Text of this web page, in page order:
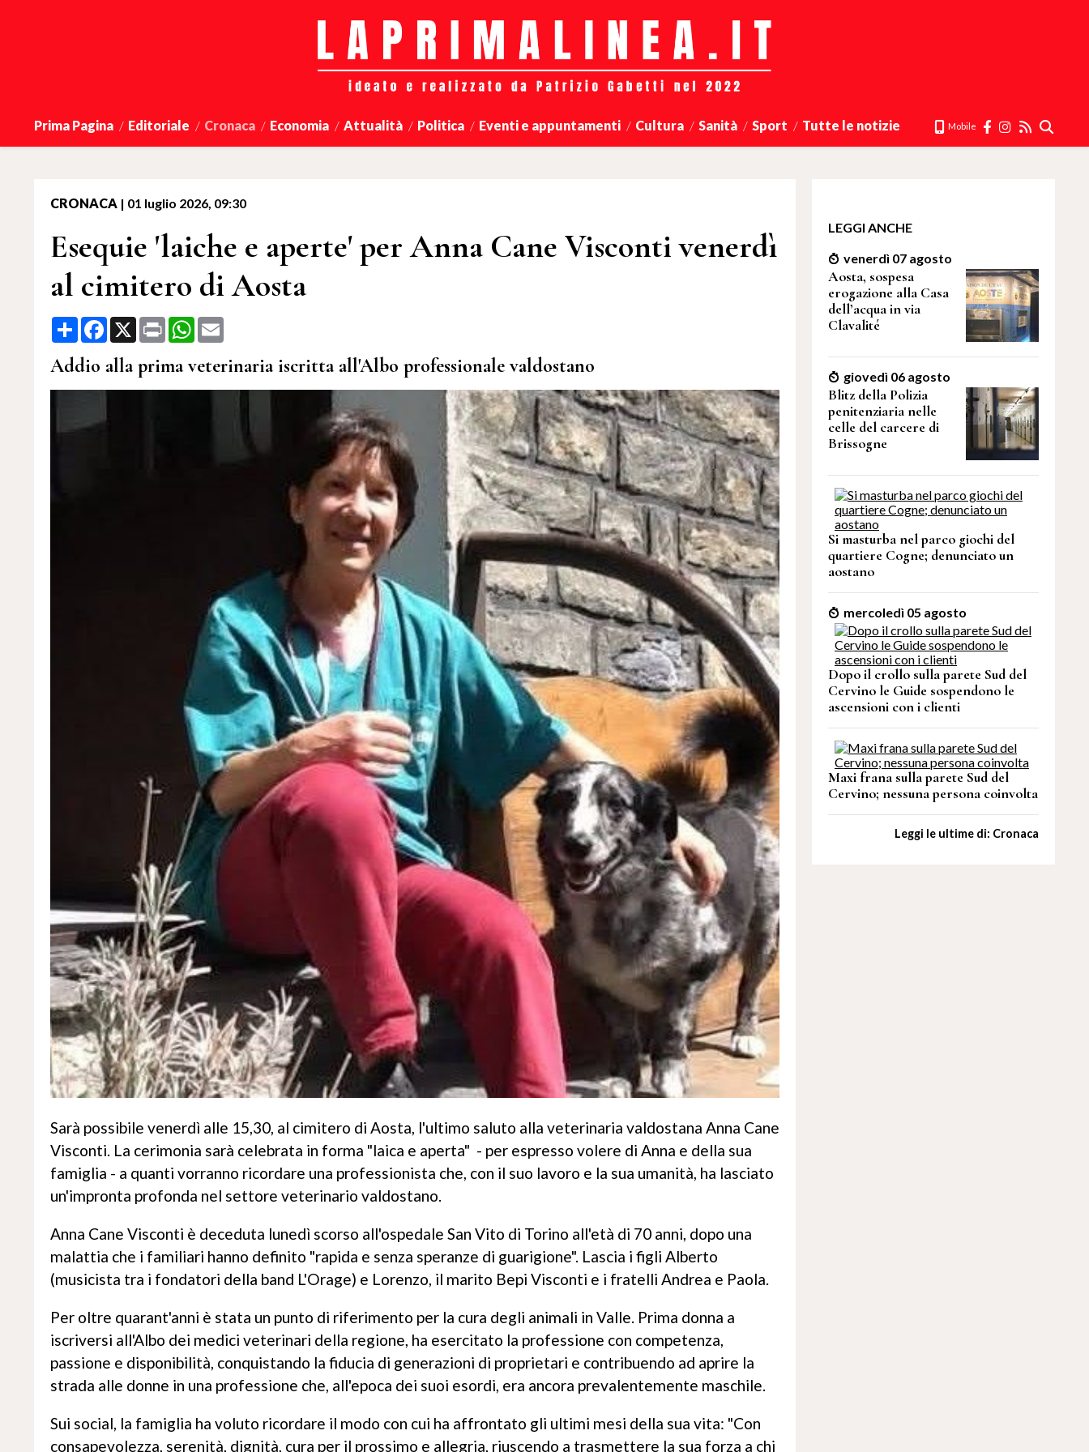
Prima Pagina Editoriale Cronaca Economia Attualità Politica Eventi e appuntamenti Cultura Sanità Sport Tutte le notizie Mobile
CRONACA | 01 luglio 2026, 09:30
Esequie 'laiche e aperte' per Anna Cane Visconti venerdì
al cimitero di Aosta
Share Facebook
X Print WhatsApp
Addio alla prima veterinaria iscritta all'Albo professionale valdostano
Sarà possibile venerdì alle 15,30, al cimitero di Aosta, l'ultimo saluto alla veterinaria valdostana Anna Cane
Visconti. La cerimonia sarà celebrata in forma "laica e aperta" - per espresso volere di Anna e della sua
famiglia - a quanti vorranno ricordare una professionista che, con il suo lavoro e la sua umanità, ha lasciato
un'impronta profonda nel settore veterinario valdostano.
Anna Cane Visconti è deceduta lunedì scorso all'ospedale San Vito di Torino all'età di 70 anni, dopo una
malattia che i familiari hanno definito "rapida e senza speranze di guarigione". Lascia i figli Alberto
(musicista tra i fondatori della band L'Orage) e Lorenzo, il marito Bepi Visconti e i fratelli Andrea e Paola.
Per oltre quarant'anni è stata un punto di riferimento per la cura degli animali in Valle. Prima donna a
iscriversi all'Albo dei medici veterinari della regione, ha esercitato la professione con competenza,
passione e disponibilità, conquistando la fiducia di generazioni di proprietari e contribuendo ad aprire la
strada alle donne in una professione che, all'epoca dei suoi esordi, era ancora prevalentemente maschile.
Sui social, la famiglia ha voluto ricordare il modo con cui ha affrontato gli ultimi mesi della sua vita: "Con
consapevolezza, serenità, dignità, cura per il prossimo e allegria, riuscendo a trasmettere la sua forza a chi
LEGGI ANCHE
venerdì 07 agosto
Aosta, sospesa
erogazione alla Casa
dell’acqua in via
Clavalité
giovedì 06 agosto
Blitz della Polizia
penitenziaria nelle
celle del carcere di
Brissogne
Si masturba nel parco giochi del
quartiere Cogne; denunciato un
aostano
mercoledì 05 agosto
Dopo il crollo sulla parete Sud del
Cervino le Guide sospendono le
ascensioni con i clienti
Maxi frana sulla parete Sud del
Cervino; nessuna persona coinvolta
Leggi le ultime di: Cronaca